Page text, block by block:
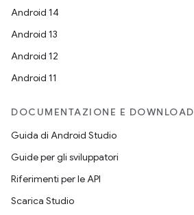
Android 14
Android 13
Android 12
Android 11
DOCUMENTAZIONE E DOWNLOAD
Guida di Android Studio
Guide per gli sviluppatori
Riferimenti per le API
Scarica Studio